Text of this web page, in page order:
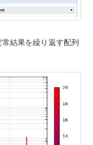
結果を繰り返す配列